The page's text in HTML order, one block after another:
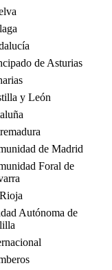
de Asturias
y León
de Madrid
Foral de
Autónoma de